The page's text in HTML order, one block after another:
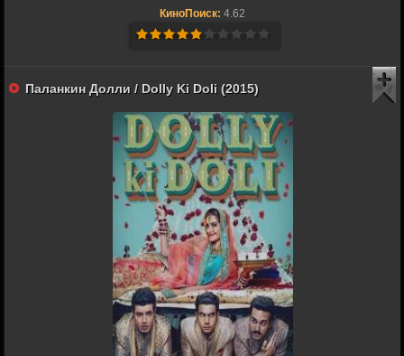
КиноПоиск: 4.62
Паланкин Долли / Dolly Ki Doli (2015)